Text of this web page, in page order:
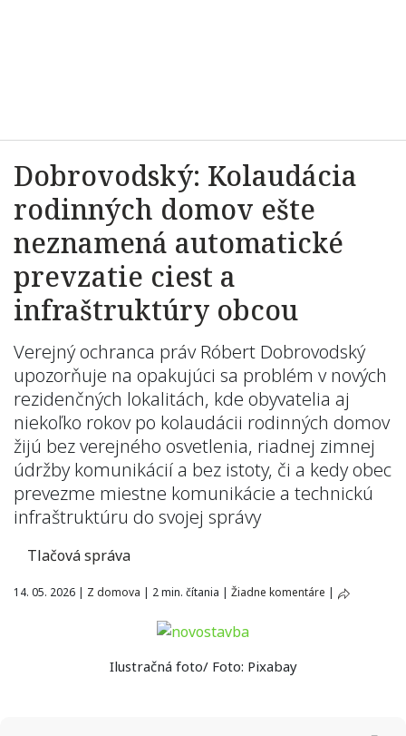
Dobrovodský: Kolaudácia
rodinných domov ešte
neznamená automatické
prevzatie ciest a
infraštruktúry obcou
Verejný ochranca práv Róbert Dobrovodský
upozorňuje na opakujúci sa problém v nových
rezidenčných lokalitách, kde obyvatelia aj
niekoľko rokov po kolaudácii rodinných domov
žijú bez verejného osvetlenia, riadnej zimnej
údržby komunikácií a bez istoty, či a kedy obec
prevezme miestne komunikácie a technickú
infraštruktúru do svojej správy
Tlačová správa
14. 05. 2026 | Z domova | 2 min. čítania | Žiadne komentáre |
Ilustračná foto/ Foto: Pixabay